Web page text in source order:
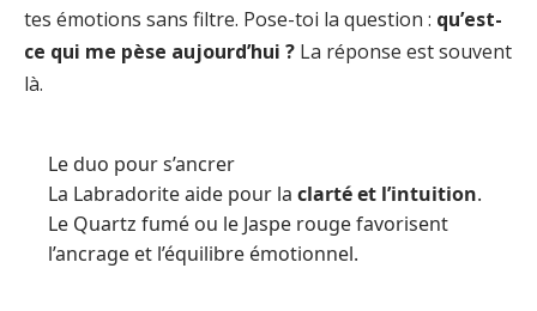
tes émotions sans filtre. Pose-toi la question : qu’est-
ce qui me pèse aujourd’hui ? La réponse est souvent
là.
Le duo pour s’ancrer
La Labradorite aide pour la clarté et l’intuition.
Le Quartz fumé ou le Jaspe rouge favorisent
l’ancrage et l’équilibre émotionnel.